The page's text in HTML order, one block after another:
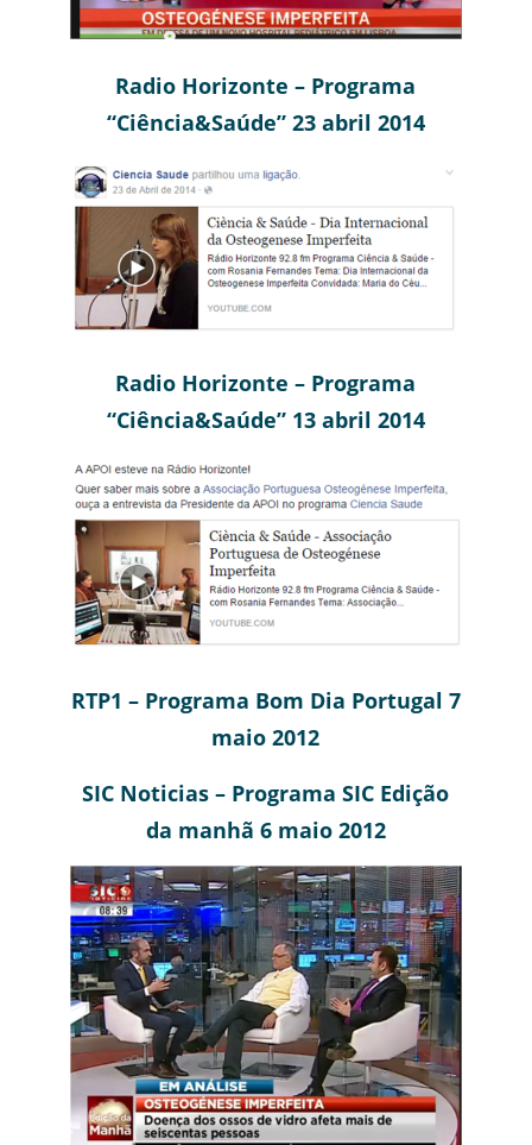
Radio Horizonte – Programa
“Ciência&Saúde” 23 abril 2014
Radio Horizonte – Programa
“Ciência&Saúde” 13 abril 2014
RTP1 – Programa Bom Dia Portugal 7
maio 2012
SIC Noticias – Programa SIC Edição
da manhã 6 maio 2012